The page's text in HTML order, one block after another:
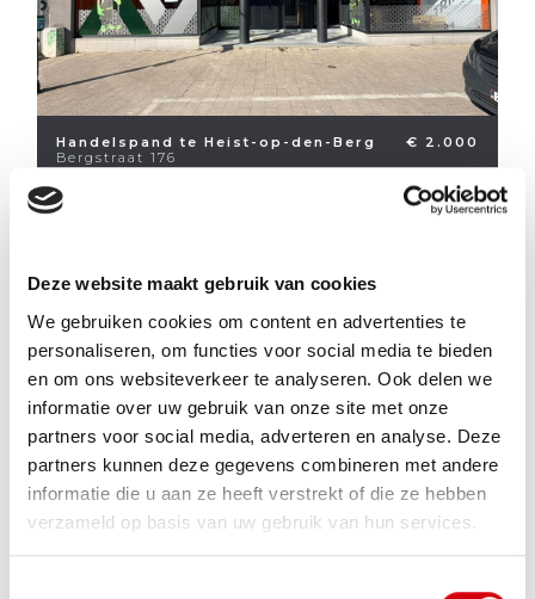
Deze website maakt gebruik van cookies
We gebruiken cookies om content en advertenties te
personaliseren, om functies voor social media te bieden
en om ons websiteverkeer te analyseren. Ook delen we
informatie over uw gebruik van onze site met onze
partners voor social media, adverteren en analyse. Deze
partners kunnen deze gegevens combineren met andere
informatie die u aan ze heeft verstrekt of die ze hebben
verzameld op basis van uw gebruik van hun services.
Handelspand te Heist-op-den-Berg
Bergstraat 176
€ 2.000